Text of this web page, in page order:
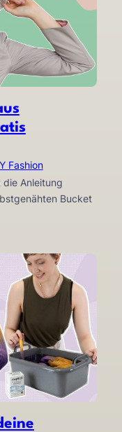
Fashion
Anleitung
Bucket